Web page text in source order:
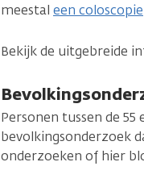
meestal een coloscopie
Bekijk de uitgebreide
Personen tussen de
bevolkingsonderzoek
onderzoeken of hier